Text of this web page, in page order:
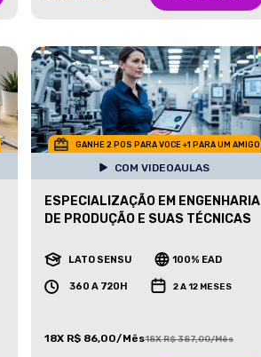
GANHE 2 POS PARA VOCE +1 PARA UM AMIGO
COM VIDEOAULAS
ESPECIALIZAÇÃO EM ENGENHARIA
DE PRODUÇÃO E SUAS TÉCNICAS
LATO SENSU 100% EAD
360 A 720H 2 A 12 MESES
18X R$ 86,00/Mês18X R$ 387,00/Mês